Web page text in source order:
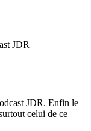
JDR
JDR. Enfin le
celui de ce